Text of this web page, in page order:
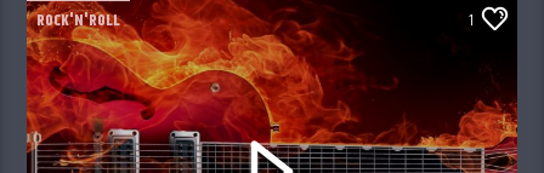
ROCK'N'ROLL 1